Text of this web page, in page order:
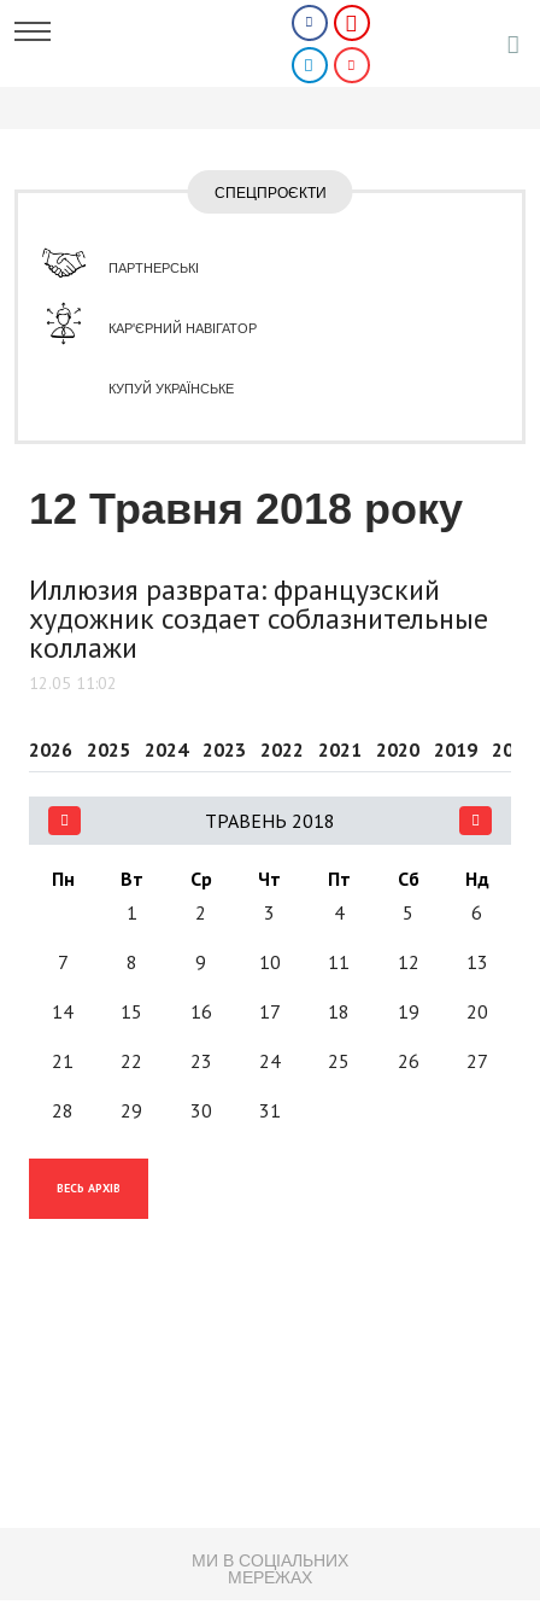
СПЕЦПРОЄКТИ
ПАРТНЕРСЬКІ
КАР'ЄРНИЙ НАВІГАТОР
КУПУЙ УКРАЇНСЬКЕ
12 Травня 2018 року
Иллюзия разврата: французский
художник создает соблазнительные
коллажи
12.05 11:02
2026 2025 2024 2023 2022 2021 2020 2019 2018
ТРАВЕНЬ 2018
Пн Вт Ср Чт Пт Сб
Нд
1
2 3 4 5 6
7 8 9 10 11 12 13
14 15 16 17 18 19 20
21 22 23 24 25 26 27
28 29 30 31
ВЕСЬ АРХІВ
МИ В СОЦІАЛЬНИХ
МЕРЕЖАХ